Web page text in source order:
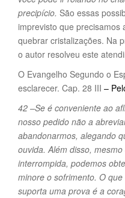
precipício. São essas
imprevisto que precisamos
quebrar cristalizações. Na
o autor resolveu este
O Evangelho Segundo o
esclarecer. Cap. 28 III –
42 –Se é conveniente ao
nosso pedido não a
abandonarmos, alegando
ouvida. Além disso,
interrompida, podemos
minore o sofrimento. O
suporta uma prova é a